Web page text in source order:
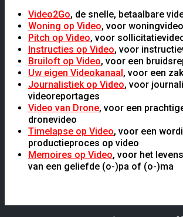
Video2Go, de snelle, betaalbare
Woning op Video, voor
Pitch op Video, voor
Instructies op Video, voor
Bruiloft op Video, voor een
Uw eigen Videokanaal, voor een
Journalistiek op Video, voor
videoreportages
Video van Drone, voor een
dronevideo
Timelapse op Video, voor een
productieproces op video
Memoires op Video, voor het
van een geliefde (o-)pa of (o-)ma